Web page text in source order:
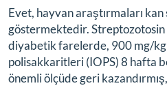
Evet, hayvan araştırmaları
göstermektedir.
diyabetik farelerde, 900 mg/
polisakkaritleri (IOPS) 8 hafta
önemli ölçüde geri